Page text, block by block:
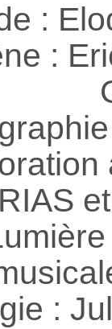
:
:
: